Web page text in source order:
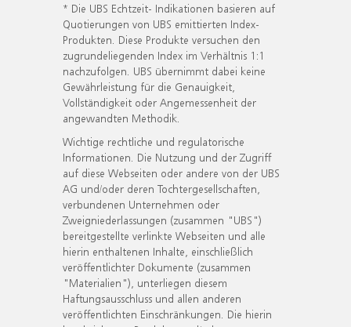
* Die UBS Echtzeit- Indikationen basieren auf
Quotierungen von UBS emittierten Index-
Produkten. Diese Produkte versuchen den
zugrundeliegenden Index im Verhältnis 1:1
nachzufolgen. UBS übernimmt dabei keine
Gewährleistung für die Genauigkeit,
Vollständigkeit oder Angemessenheit der
angewandten Methodik.
Wichtige rechtliche und regulatorische
Informationen. Die Nutzung und der Zugriff
auf diese Webseiten oder andere von der UBS
AG und/oder deren Tochtergesellschaften,
verbundenen Unternehmen oder
Zweigniederlassungen (zusammen "UBS")
bereitgestellte verlinkte Webseiten und alle
hierin enthaltenen Inhalte, einschließlich
veröffentlichter Dokumente (zusammen
"Materialien"), unterliegen diesem
Haftungsausschluss und allen anderen
veröffentlichten Einschränkungen. Die hierin